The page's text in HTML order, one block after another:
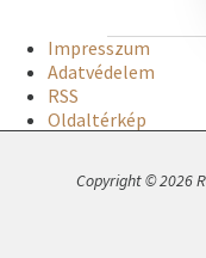
Impresszum
Adatvédelem
RSS
Oldaltérkép
Copyright © 2026